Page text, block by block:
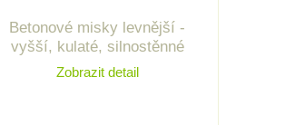
Betonové misky levnější -
vyšší, kulaté, silnostěnné
Zobrazit detail